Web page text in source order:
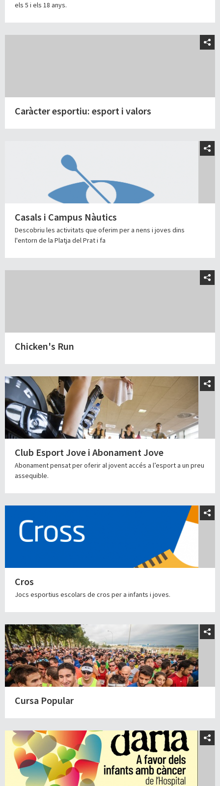
els 5 i els 18 anys.
Caràcter esportiu: esport i valors
Casals i Campus Nàutics
Descobriu les activitats que oferim per a nens i joves dins
l'entorn de la Platja del Prat i fa
Chicken's Run
Club Esport Jove i Abonament Jove
Abonament pensat per oferir al jovent accés a l’esport a un preu
assequible.
Cros
Jocs esportius escolars de cros per a infants i joves.
Cursa Popular